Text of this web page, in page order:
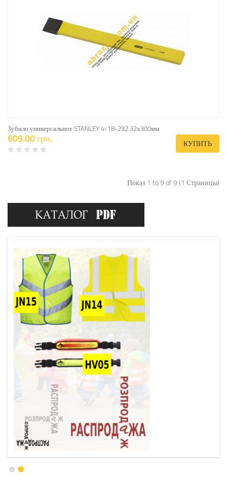
Зубило универсальное STANLEY 4-18-292 32х300мм
609.00 грн. КУПИТЬ
Показ 1 to 9 of 9 (1 Страницы)